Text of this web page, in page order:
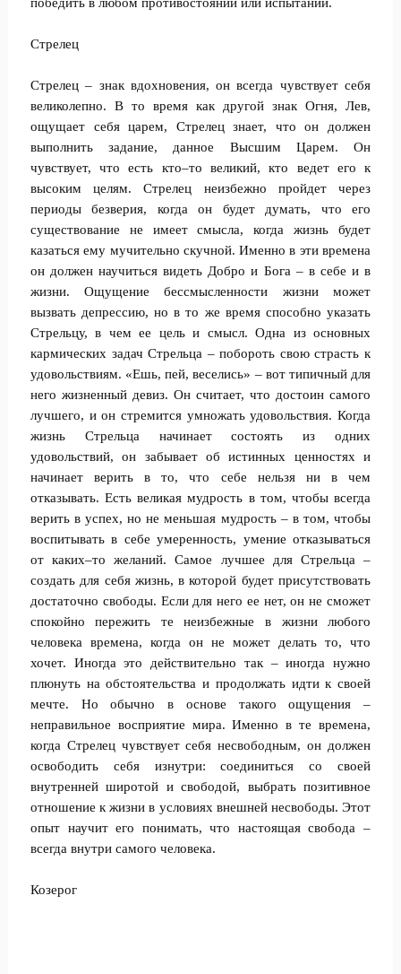
Стрелец
Стрелец – знак вдохновения, он всегда чувствует себя
великолепно. В то время как другой знак Огня, Лев,
ощущает себя царем, Стрелец знает, что он должен
выполнить задание, данное Высшим Царем. Он
чувствует, что есть кто–то великий, кто ведет его к
высоким целям. Стрелец неизбежно пройдет через
периоды безверия, когда он будет думать, что его
существование не имеет смысла, когда жизнь будет
казаться ему мучительно скучной. Именно в эти времена
он должен научиться видеть Добро и Бога – в себе и в
жизни. Ощущение бессмысленности жизни может
вызвать депрессию, но в то же время способно указать
Стрельцу, в чем ее цель и смысл. Одна из основных
кармических задач Стрельца – побороть свою страсть к
удовольствиям. «Ешь, пей, веселись» – вот типичный для
него жизненный девиз. Он считает, что достоин самого
лучшего, и он стремится умножать удовольствия. Когда
жизнь Стрельца начинает состоять из одних
удовольствий, он забывает об истинных ценностях и
начинает верить в то, что себе нельзя ни в чем
отказывать. Есть великая мудрость в том, чтобы всегда
верить в успех, но не меньшая мудрость – в том, чтобы
воспитывать в себе умеренность, умение отказываться
от каких–то желаний. Самое лучшее для Стрельца –
создать для себя жизнь, в которой будет присутствовать
достаточно свободы. Если для него ее нет, он не сможет
спокойно пережить те неизбежные в жизни любого
человека времена, когда он не может делать то, что
хочет. Иногда это действительно так – иногда нужно
плюнуть на обстоятельства и продолжать идти к своей
мечте. Но обычно в основе такого ощущения –
неправильное восприятие мира. Именно в те времена,
когда Стрелец чувствует себя несвободным, он должен
освободить себя изнутри: соединиться со своей
внутренней широтой и свободой, выбрать позитивное
отношение к жизни в условиях внешней несвободы. Этот
опыт научит его понимать, что настоящая свобода –
всегда внутри самого человека.
Козерог